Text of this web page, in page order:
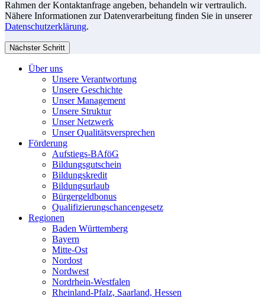
Rahmen der Kontaktanfrage angeben, behandeln wir vertraulich.
Nähere Informationen zur Datenverarbeitung finden Sie in unserer
Datenschutzerklärung.
Nächster Schritt
Über uns
Unsere Verantwortung
Unsere Geschichte
Unser Management
Unsere Struktur
Unser Netzwerk
Unser Qualitätsversprechen
Förderung
Aufstiegs-BAföG
Bildungsgutschein
Bildungskredit
Bildungsurlaub
Bürgergeldbonus
Qualifizierungschancengesetz
Regionen
Baden Württemberg
Bayern
Mitte-Ost
Nordost
Nordwest
Nordrhein-Westfalen
Rheinland-Pfalz, Saarland, Hessen